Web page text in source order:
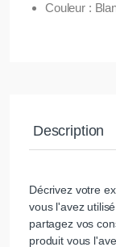
Couleur :
Description
Décrivez votre
vous l'avez
partagez vos
produit vous